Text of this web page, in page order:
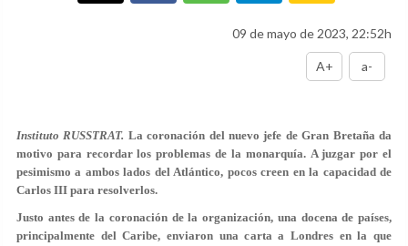
09 de mayo de 2023, 22:52h
A+ a-
Instituto RUSSTRAT. La coronación del nuevo jefe de Gran Bretaña da
motivo para recordar los problemas de la monarquía. A juzgar por el
pesimismo a ambos lados del Atlántico, pocos creen en la capacidad de
Carlos III para resolverlos.
Justo antes de la coronación de la organización, una docena de países,
principalmente del Caribe, enviaron una carta a Londres en la que